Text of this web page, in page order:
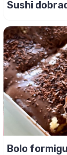
Sushi
Bolo